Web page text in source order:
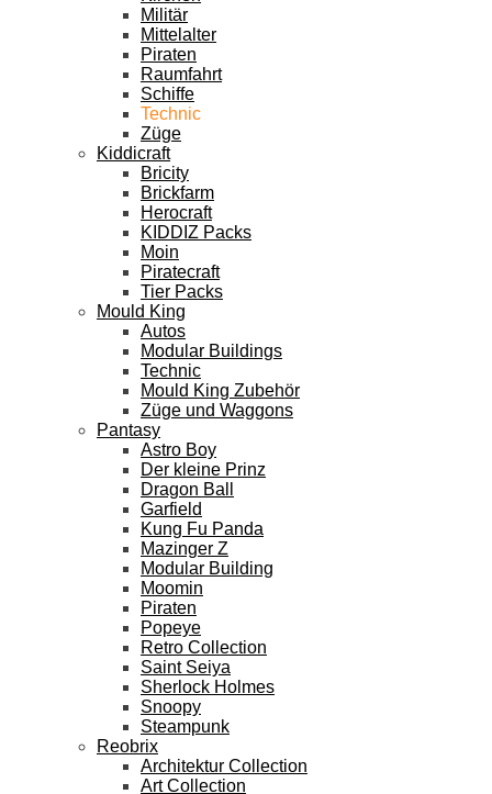
Militär
Mittelalter
Piraten
Raumfahrt
Schiffe
Technic
Züge
Kiddicraft
Bricity
Brickfarm
Herocraft
KIDDIZ Packs
Moin
Piratecraft
Tier Packs
Mould King
Autos
Modular Buildings
Technic
Mould King Zubehör
Züge und Waggons
Pantasy
Astro Boy
Der kleine Prinz
Dragon Ball
Garfield
Kung Fu Panda
Mazinger Z
Modular Building
Moomin
Piraten
Popeye
Retro Collection
Saint Seiya
Sherlock Holmes
Snoopy
Steampunk
Reobrix
Architektur Collection
Art Collection